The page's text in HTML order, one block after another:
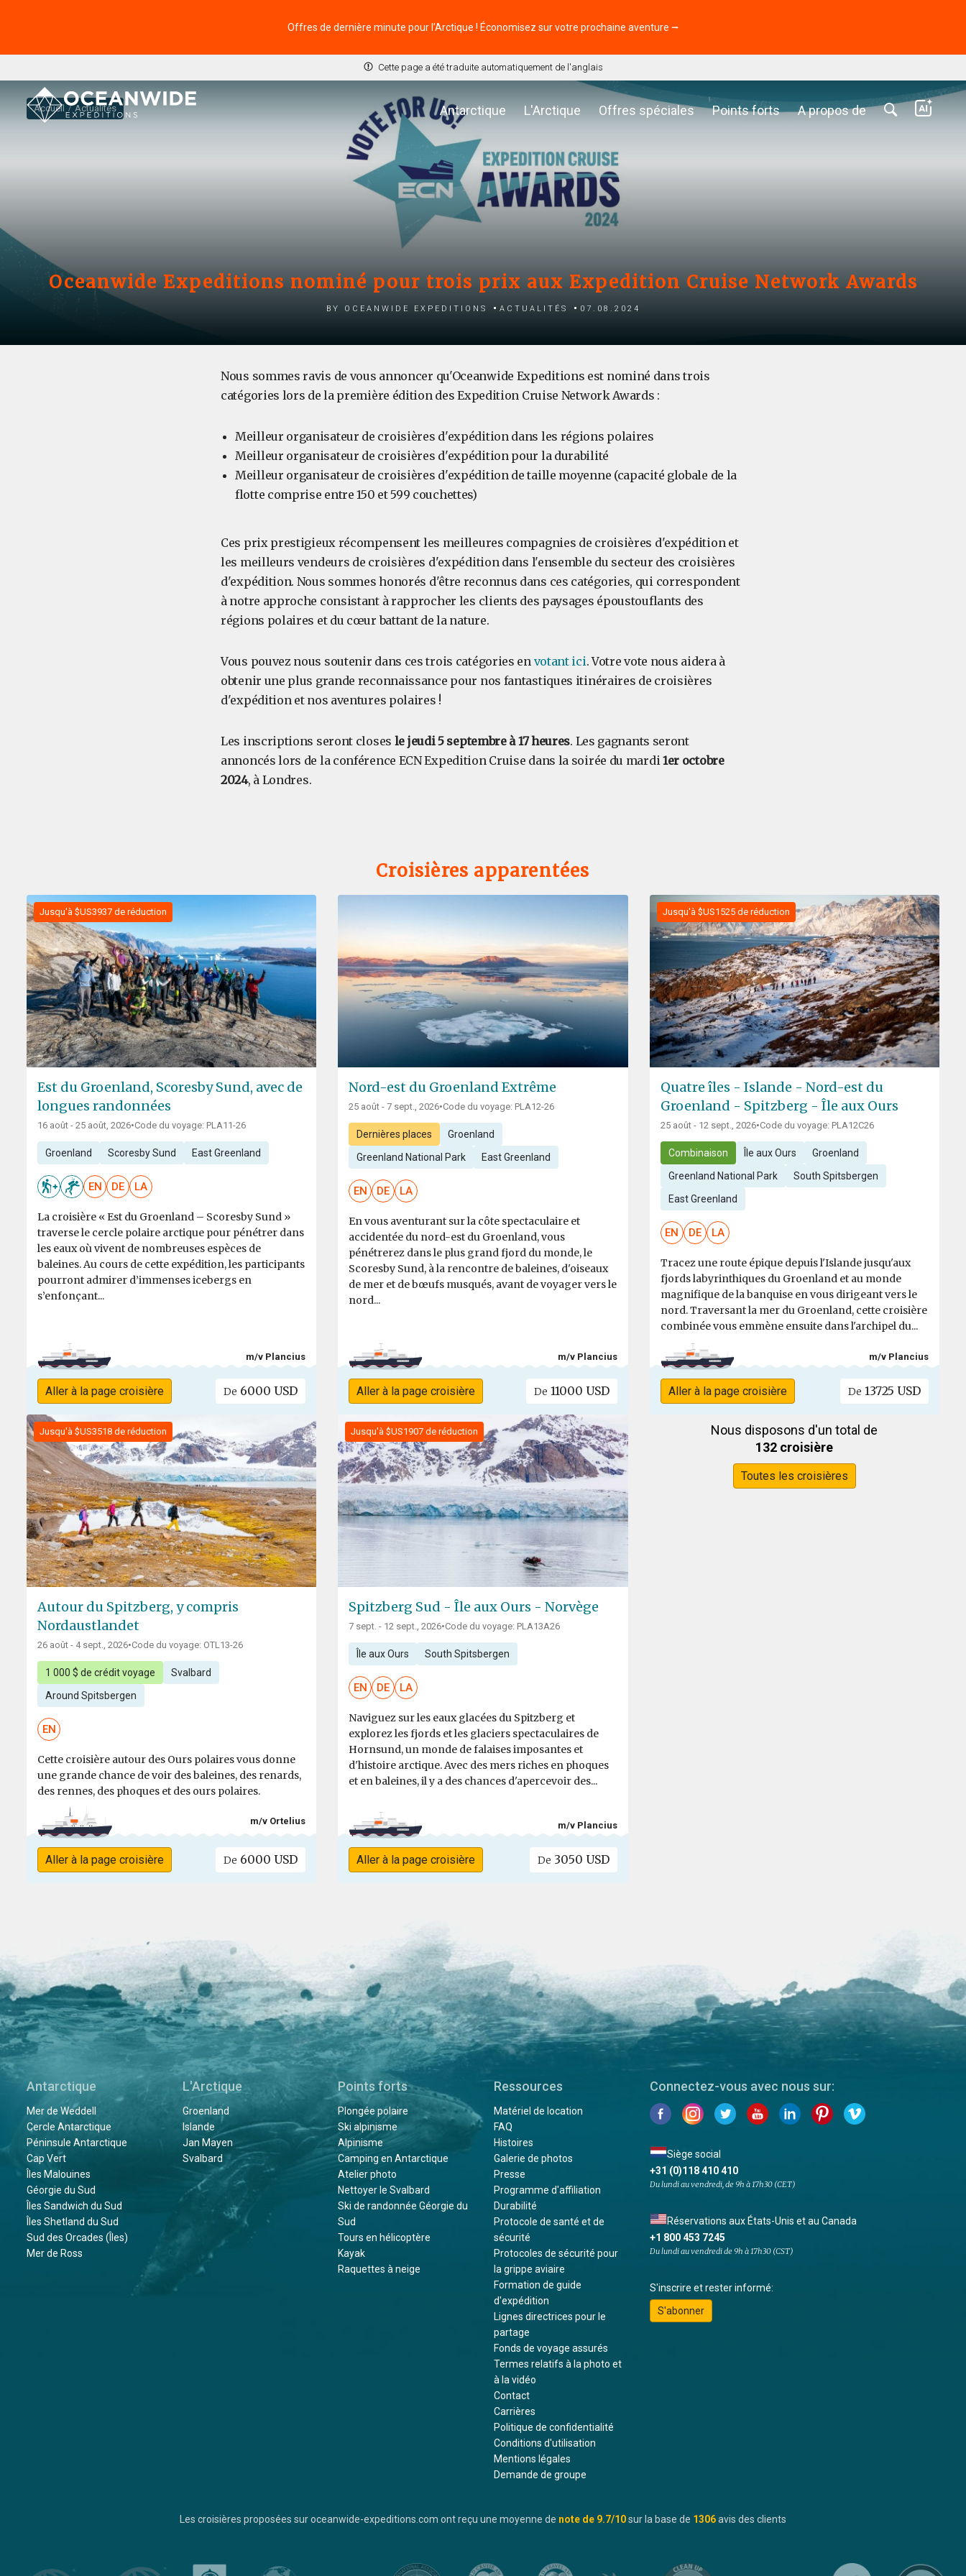
Offres de dernière minute pour l’Arctique ! Économisez sur votre prochaine aventure ⭢
Cette page a été traduite automatiquement de l'anglais
Antarctique L'Arctique Offres spéciales Points forts A propos de
Accueil Actualités
Oceanwide Expeditions nominé pour trois prix aux Expedition Cruise Network Awards
by Oceanwide Expeditions Actualités 07.08.2024
Nous sommes ravis de vous annoncer qu'Oceanwide Expeditions est nominé dans trois
catégories lors de la première édition des Expedition Cruise Network Awards :
Meilleur organisateur de croisières d'expédition dans les régions polaires
Meilleur organisateur de croisières d'expédition pour la durabilité
Meilleur organisateur de croisières d'expédition de taille moyenne (capacité globale de la
flotte comprise entre 150 et 599 couchettes)
Ces prix prestigieux récompensent les meilleures compagnies de croisières d'expédition et
les meilleurs vendeurs de croisières d'expédition dans l'ensemble du secteur des croisières
d'expédition. Nous sommes honorés d'être reconnus dans ces catégories, qui correspondent
à notre approche consistant à rapprocher les clients des paysages époustouflants des
régions polaires et du cœur battant de la nature.
Vous pouvez nous soutenir dans ces trois catégories en votant ici. Votre vote nous aidera à
obtenir une plus grande reconnaissance pour nos fantastiques itinéraires de croisières
d'expédition et nos aventures polaires !
Les inscriptions seront closes le jeudi 5 septembre à 17 heures. Les gagnants seront
annoncés lors de la conférence ECN Expedition Cruise dans la soirée du mardi1er octobre
2024, à Londres.
Croisières apparentées
Jusqu'à $US3937 de réduction
Est du Groenland, Scoresby Sund, avec de
longues randonnées
16 août - 25 août, 2026•Code du voyage: PLA11-26
Groenland Scoresby Sund East Greenland
EN DE LA
La croisière « Est du Groenland – Scoresby Sund »
traverse le cercle polaire arctique pour pénétrer dans
les eaux où vivent de nombreuses espèces de
baleines. Au cours de cette expédition, les participants
pourront admirer d’immenses icebergs en
s’enfonçant...
m/v Plancius
Aller à la page croisière De 6000 USD
Nord-est du Groenland Extrême
25 août - 7 sept., 2026•Code du voyage: PLA12-26
Dernières places Groenland
Greenland National Park East Greenland
EN DE LA
En vous aventurant sur la côte spectaculaire et
accidentée du nord-est du Groenland, vous
pénétrerez dans le plus grand fjord du monde, le
Scoresby Sund, à la rencontre de baleines, d'oiseaux
de mer et de bœufs musqués, avant de voyager vers le
nord...
m/v Plancius
Aller à la page croisière De 11000 USD
Jusqu'à $US1525 de réduction
Quatre îles - Islande - Nord-est du
Groenland - Spitzberg - Île aux Ours
25 août - 12 sept., 2026•Code du voyage: PLA12C26
Combinaison Île aux Ours Groenland
Greenland National Park South Spitsbergen
East Greenland
EN DE LA
Tracez une route épique depuis l'Islande jusqu'aux
fjords labyrinthiques du Groenland et au monde
magnifique de la banquise en vous dirigeant vers le
nord. Traversant la mer du Groenland, cette croisière
combinée vous emmène ensuite dans l'archipel du...
m/v Plancius
Aller à la page croisière De 13725 USD
Jusqu'à $US3518 de réduction
Autour du Spitzberg, y compris
Nordaustlandet
26 août - 4 sept., 2026•Code du voyage: OTL13-26
1 000 $ de crédit voyage Svalbard
Around Spitsbergen
EN
Cette croisière autour des Ours polaires vous donne
une grande chance de voir des baleines, des renards,
des rennes, des phoques et des ours polaires.
m/v Ortelius
Aller à la page croisière De 6000 USD
Jusqu'à $US1907 de réduction
Spitzberg Sud - Île aux Ours - Norvège
7 sept. - 12 sept., 2026•Code du voyage: PLA13A26
Île aux Ours South Spitsbergen
EN DE LA
Naviguez sur les eaux glacées du Spitzberg et
explorez les fjords et les glaciers spectaculaires de
Hornsund, un monde de falaises imposantes et
d'histoire arctique. Avec des mers riches en phoques
et en baleines, il y a des chances d'apercevoir des...
m/v Plancius
Aller à la page croisière De 3050 USD
Nous disposons d'un total de
132 croisière
Toutes les croisières
Antarctique
Mer de Weddell
Cercle Antarctique
Péninsule Antarctique
Cap Vert
Îles Malouines
Géorgie du Sud
Îles Sandwich du Sud
Îles Shetland du Sud
Sud des Orcades (Îles)
Mer de Ross
L'Arctique
Groenland
Islande
Jan Mayen
Svalbard
Points forts
Plongée polaire
Ski alpinisme
Alpinisme
Camping en Antarctique
Atelier photo
Nettoyer le Svalbard
Ski de randonnée Géorgie du
Sud
Tours en hélicoptère
Kayak
Raquettes à neige
Ressources
Matériel de location
FAQ
Histoires
Galerie de photos
Presse
Programme d'affiliation
Durabilité
Protocole de santé et de
sécurité
Protocoles de sécurité pour
la grippe aviaire
Formation de guide
d'expédition
Lignes directrices pour le
partage
Fonds de voyage assurés
Termes relatifs à la photo et
à la vidéo
Contact
Carrières
Politique de confidentialité
Conditions d'utilisation
Mentions légales
Demande de groupe
Connectez-vous avec nous sur:
Siège social
+31 (0)118 410 410
Du lundi au vendredi, de 9h à 17h30 (CET)
Réservations aux États-Unis et au Canada
+1 800 453 7245
Du lundi au vendredi de 9h à 17h30 (CST)
S'inscrire et rester informé:
S'abonner
Les croisières proposées sur oceanwide-expeditions.com ont reçu une moyenne de note de 9.7/10sur la base de 1306avis des clients